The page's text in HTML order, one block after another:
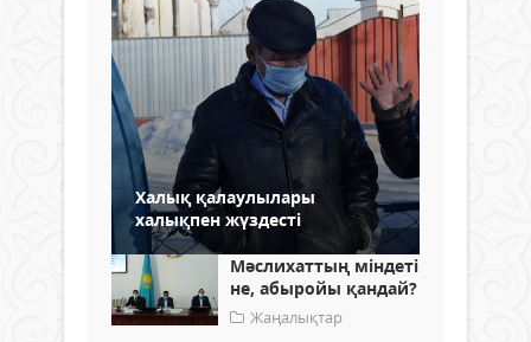
Халық қалаулылары
халықпен жүздесті
Мәслихаттың міндеті
не, абыройы қандай?
Жаңалықтар